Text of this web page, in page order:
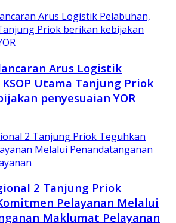
Arus Logistik
Utama Tanjung Priok
penyesuaian YOR
2 Tanjung Priok
Pelayanan Melalui
Maklumat Pelayanan